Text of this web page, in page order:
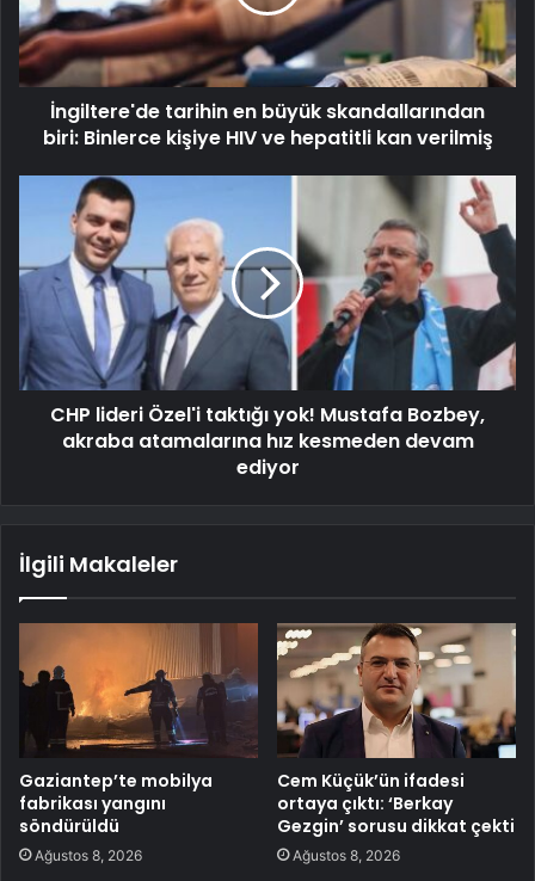
İngiltere'de tarihin en büyük skandallarından
biri: Binlerce kişiye HIV ve hepatitli kan verilmiş
CHP lideri Özel'i taktığı yok! Mustafa Bozbey,
akraba atamalarına hız kesmeden devam
ediyor
İlgili Makaleler
Gaziantep’te mobilya
fabrikası yangını
söndürüldü
Ağustos 8, 2026
Cem Küçük’ün ifadesi
ortaya çıktı: ‘Berkay
Gezgin’ sorusu dikkat çekti
Ağustos 8, 2026